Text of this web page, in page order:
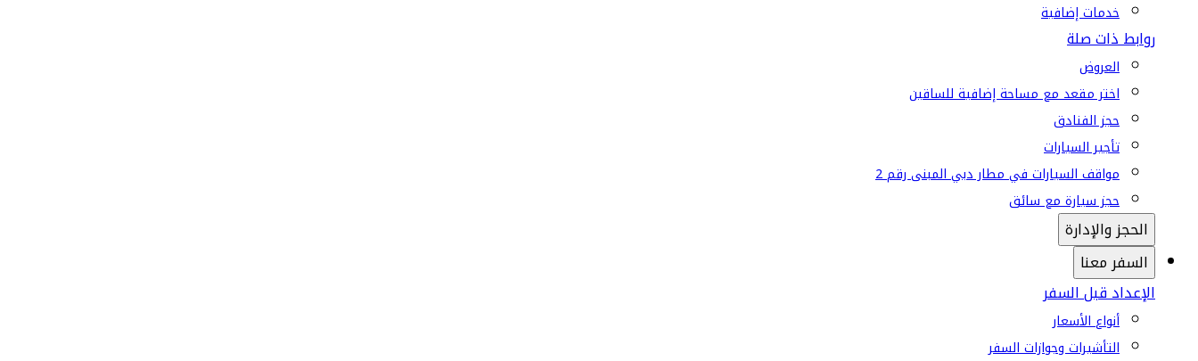
خدمات إضافية
روابط ذات صلة
العروض
اختر مقعد مع مساحة إضافية للساقين
حجز الفنادق
تأجير السيارات
مواقف السيارات في مطار دبي المبنى رقم 2
حجز سيارة مع سائق
الحجز والإدارة
السفر معنا
الإعداد قبل السفر
أنواع الأسعار
التأشيرات وجوازات السفر